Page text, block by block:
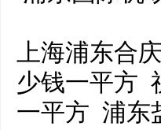
上海浦东合
少钱一平方
一平方 浦东